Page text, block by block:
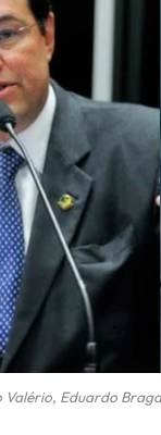
Valério, Eduardo